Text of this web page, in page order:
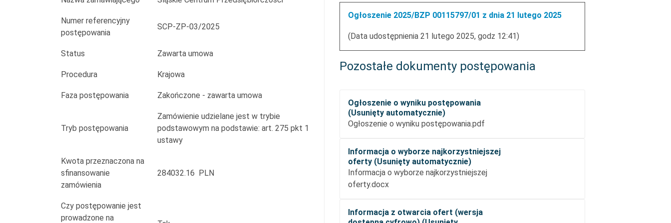
Numer referencyjny
postępowania
SCP-ZP-03/2025
Status Zawarta umowa
Procedura Krajowa
Faza postępowania Zakończone - zawarta umowa
Tryb postępowania
Zamówienie udzielane jest w trybie
podstawowym na podstawie: art. 275 pkt 1
ustawy
Kwota przeznaczona na
sfinansowanie
zamówienia
284032.16 PLN
Czy postępowanie jest
prowadzone na
Ogłoszenie 2025/BZP 00115797/01 z dnia 21 lutego 2025
(Data udostępnienia 21 lutego 2025, godz 12:41)
Pozostałe dokumenty postępowania
Ogłoszenie o wyniku postępowania
(Usunięty automatycznie)
Ogłoszenie o wyniku postępowania.pdf
Informacja o wyborze najkorzystniejszej
oferty (Usunięty automatycznie)
Informacja o wyborze najkorzystniejszej
oferty.docx
Informacja z otwarcia ofert (wersja